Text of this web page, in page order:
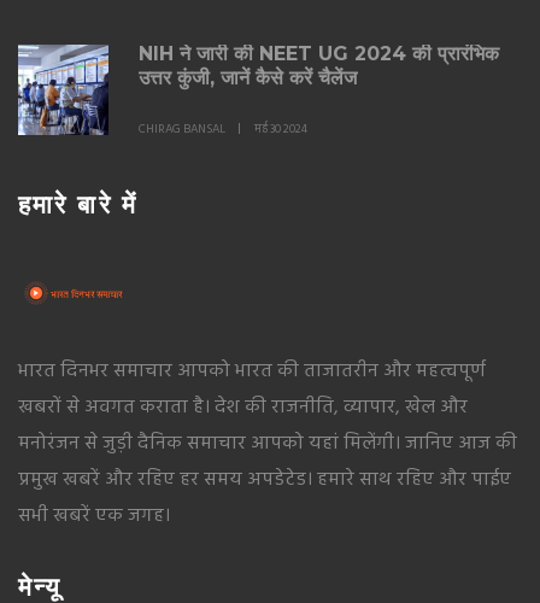
NIH ने जारी की NEET UG 2024 की प्रारंभिक
उत्तर कुंजी, जानें कैसे करें चैलेंज
CHIRAG BANSAL मई 30 2024
हमारे बारे में
भारत दिनभर समाचार आपको भारत की ताजातरीन और महत्वपूर्ण
खबरों से अवगत कराता है। देश की राजनीति, व्यापार, खेल और
मनोरंजन से जुड़ी दैनिक समाचार आपको यहां मिलेंगी। जानिए आज की
प्रमुख खबरें और रहिए हर समय अपडेटेड। हमारे साथ रहिए और पाईए
सभी खबरें एक जगह।
मेन्यू